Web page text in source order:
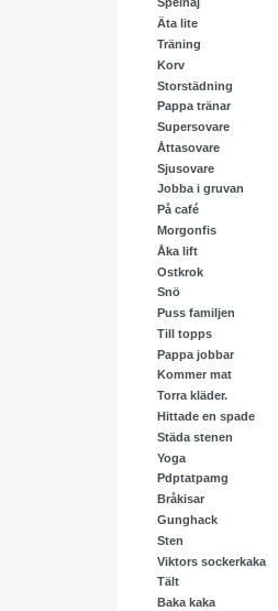
Spelhaj
Äta lite
Träning
Korv
Storstädning
Pappa tränar
Supersovare
Åttasovare
Sjusovare
Jobba i gruvan
På café
Morgonfis
Åka lift
Ostkrok
Snö
Puss familjen
Till topps
Pappa jobbar
Kommer mat
Torra kläder.
Hittade en spade
Städa stenen
Yoga
Pdptatpamg
Bråkisar
Gunghack
Sten
Viktors sockerkaka
Tält
Baka kaka